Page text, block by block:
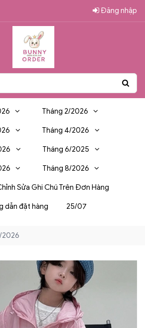
Đăng nhập
Tháng 2/2026
Tháng 4/2026
Tháng 6/2025
Tháng 8/2026
Sửa Ghi Chú Trên Đơn Hàng
dẫn đặt hàng 25/07
2026